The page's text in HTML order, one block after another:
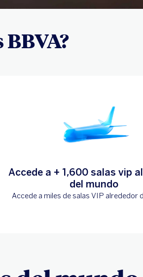
Accede a + 1,600 salas vip
del mundo
Accede a miles de salas VIP alrededor